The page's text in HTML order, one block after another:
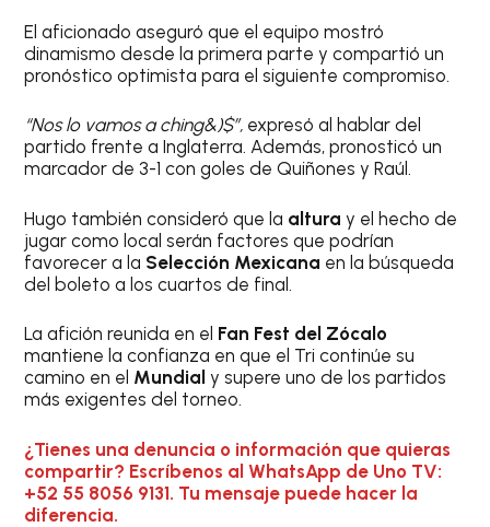
El aficionado aseguró que el equipo mostró
dinamismo desde la primera parte y compartió un
pronóstico optimista para el siguiente compromiso.
“Nos lo vamos a ching&)$”, expresó al hablar del
partido frente a Inglaterra. Además, pronosticó un
marcador de 3-1 con goles de Quiñones y Raúl.
Hugo también consideró que la altura y el hecho de
jugar como local serán factores que podrían
favorecer a la Selección Mexicana en la búsqueda
del boleto a los cuartos de final.
La afición reunida en el Fan Fest del Zócalo
mantiene la confianza en que el Tri continúe su
camino en el Mundial y supere uno de los partidos
más exigentes del torneo.
¿Tienes una denuncia o información que quieras
compartir? Escríbenos al WhatsApp de Uno TV:
+52 55 8056 9131. Tu mensaje puede hacer la
diferencia.